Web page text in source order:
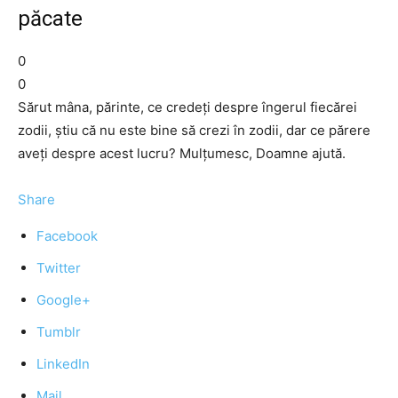
păcate
0
0
Sărut mâna, părinte, ce credeţi despre îngerul fiecărei
zodii, ştiu că nu este bine să crezi în zodii, dar ce părere
aveţi despre acest lucru? Mulţumesc, Doamne ajută.
Share
Facebook
Twitter
Google+
Tumblr
LinkedIn